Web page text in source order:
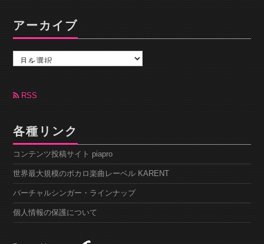
アーカイブ
カ
ブ RSS
各種リンク
コンテンツ投稿サイト piapro
世界最大規模のボカロ楽曲レーベル KARENT
バーチャルシンガー・ラインナップ
個人情報の保護について